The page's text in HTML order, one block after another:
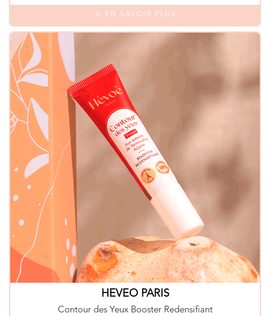
EN SAVOIR PLUS
HEVEO PARIS
Contour des Yeux Booster Redensifiant